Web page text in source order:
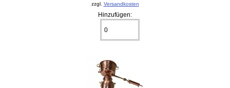
zzgl. Versandkosten
Hinzufügen: